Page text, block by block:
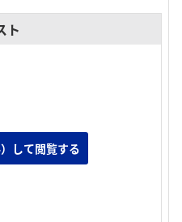
ト
して閲覧する